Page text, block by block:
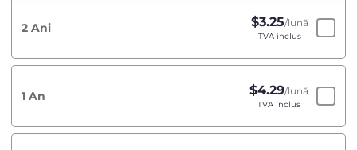
2 Ani $3.25/lună
TVA inclus
1 An $4.29/lună
TVA inclus